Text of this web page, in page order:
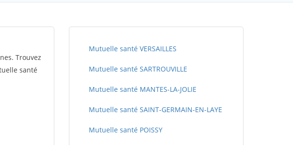
Trouvez
santé
Mutuelle santé VERSAILLES
Mutuelle santé SARTROUVILLE
Mutuelle santé MANTES-LA-JOLIE
Mutuelle santé SAINT-GERMAIN-EN-LAYE
Mutuelle santé POISSY